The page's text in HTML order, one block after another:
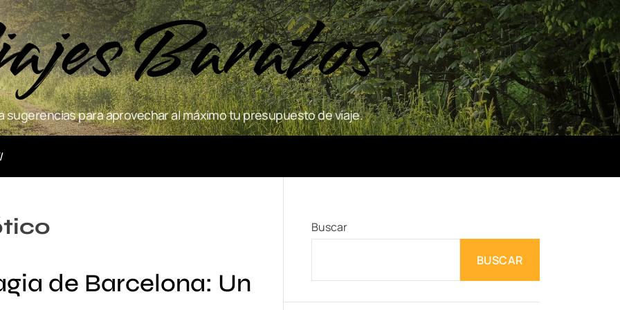
Baratos
sugerencias para aprovechar al máximo tu presupuesto de viaje.
de Barcelona: Un
Buscar
BUSCAR